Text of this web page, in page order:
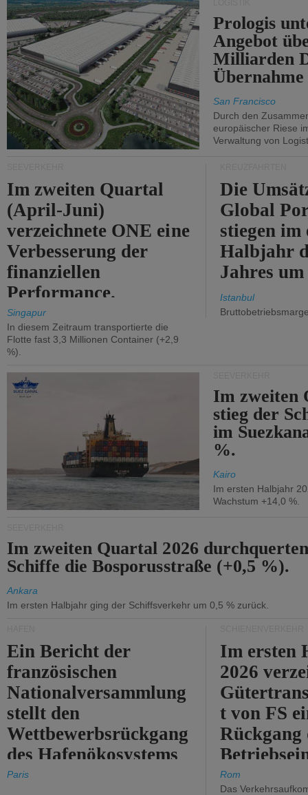
von Hormuz.
Prologis
Angebot
Milliarden
Übernahme
San Francisco
Durch den
europäischer Riese
Verwaltung von
Im zweiten Quartal
(April-Juni)
verzeichnete ONE eine
Verbesserung der
finanziellen
Performance.
Singapur
In diesem Zeitraum transportierte die
Flotte fast 3,3 Millionen Container (+2,9
%).
Die
Global
stiegen im
Halbjahr
Jahres
Istanbul
Im zweiten
stieg der
im
%.
Kairo
Im ersten Halbjahr
Wachstum +14,0 %.
Im zweiten Quartal 2026
Schiffe die Bosporusstraße (+0,5 %).
Ankara
Im ersten Halbjahr ging der Schiffsverkehr um 0,5 % zurück.
Ein Bericht der
französischen
Nationalversammlung
stellt den
Wettbewerbsrückgang
des Hafenökosystems
des Staates fest.
Paris
Im ersten
2026
t von FS
Rückgang
um 2,7 %.
Rom
Das